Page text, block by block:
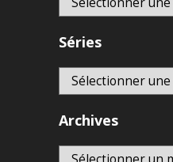
Séries
Archives
Archives